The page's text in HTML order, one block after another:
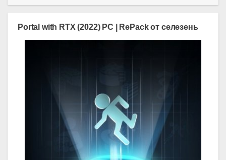
Portal with RTX (2022) PC | RePack от селезень